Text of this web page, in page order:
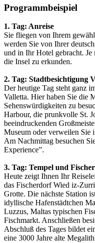
Programmbeispiel
1. Tag: Anreise
Sie fliegen von Ihrem
werden Sie von Ihrer
und in Ihr Hotel gebracht.
die Insel zu erkunden.
2. Tag: Stadtbesichtigung
Der heutige Tag steht ganz
Valletta. Hier haben Sie die
Sehenswürdigkeiten zu
Harbour, die prunkvolle St.
beeindruckenden
Museum oder verweilen Sie
Am Nachmittag besuchen
Experience”.
3. Tag: Tempel und
Heute zeigt Ihnen Ihr
das Fischerdorf Wied iz-
Grotte. Die nächste Station
idyllische Hafenstädtchen
Luzzus, Maltas typischen
Fischmarkt. Anschließen
Abschluß des Tages bildet
eine 3000 Jahre alte